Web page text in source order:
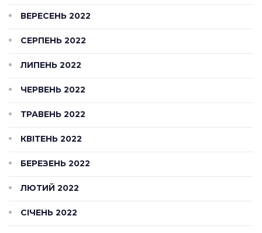
ВЕРЕСЕНЬ 2022
СЕРПЕНЬ 2022
ЛИПЕНЬ 2022
ЧЕРВЕНЬ 2022
ТРАВЕНЬ 2022
КВІТЕНЬ 2022
БЕРЕЗЕНЬ 2022
ЛЮТИЙ 2022
СІЧЕНЬ 2022